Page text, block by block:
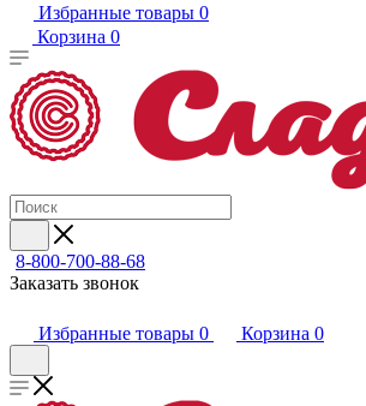
Избранные товары 0
Корзина 0
8-800-700-88-68
Заказать звонок
Избранные товары 0 Корзина 0